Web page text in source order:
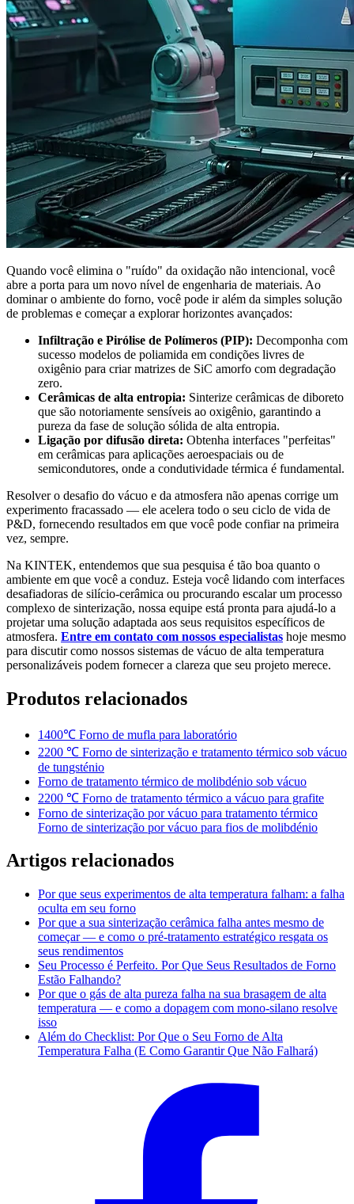
Quando você elimina o "ruído" da oxidação não intencional, você
abre a porta para um novo nível de engenharia de materiais. Ao
dominar o ambiente do forno, você pode ir além da simples solução
de problemas e começar a explorar horizontes avançados:
Infiltração e Pirólise de Polímeros (PIP): Decomponha com
sucesso modelos de poliamida em condições livres de
oxigênio para criar matrizes de SiC amorfo com degradação
zero.
Cerâmicas de alta entropia: Sinterize cerâmicas de diboreto
que são notoriamente sensíveis ao oxigênio, garantindo a
pureza da fase de solução sólida de alta entropia.
Ligação por difusão direta: Obtenha interfaces "perfeitas"
em cerâmicas para aplicações aeroespaciais ou de
semicondutores, onde a condutividade térmica é fundamental.
Resolver o desafio do vácuo e da atmosfera não apenas corrige um
experimento fracassado — ele acelera todo o seu ciclo de vida de
P&D, fornecendo resultados em que você pode confiar na primeira
vez, sempre.
Na KINTEK, entendemos que sua pesquisa é tão boa quanto o
ambiente em que você a conduz. Esteja você lidando com interfaces
desafiadoras de silício-cerâmica ou procurando escalar um processo
complexo de sinterização, nossa equipe está pronta para ajudá-lo a
projetar uma solução adaptada aos seus requisitos específicos de
atmosfera. Entre em contato com nossos especialistas hoje mesmo
para discutir como nossos sistemas de vácuo de alta temperatura
personalizáveis podem fornecer a clareza que seu projeto merece.
Produtos relacionados
1400℃ Forno de mufla para laboratório
2200 ℃ Forno de sinterização e tratamento térmico sob vácuo
de tungsténio
Forno de tratamento térmico de molibdénio sob vácuo
2200 ℃ Forno de tratamento térmico a vácuo para grafite
Forno de sinterização por vácuo para tratamento térmico
Forno de sinterização por vácuo para fios de molibdénio
Artigos relacionados
Por que seus experimentos de alta temperatura falham: a falha
oculta em seu forno
Por que a sua sinterização cerâmica falha antes mesmo de
começar — e como o pré-tratamento estratégico resgata os
seus rendimentos
Seu Processo é Perfeito. Por Que Seus Resultados de Forno
Estão Falhando?
Por que o gás de alta pureza falha na sua brasagem de alta
temperatura — e como a dopagem com mono-silano resolve
isso
Além do Checklist: Por Que o Seu Forno de Alta
Temperatura Falha (E Como Garantir Que Não Falhará)